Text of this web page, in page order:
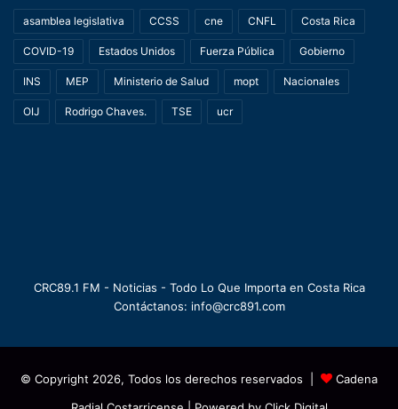
asamblea legislativa CCSS cne CNFL Costa Rica
COVID-19 Estados Unidos Fuerza Pública Gobierno
INS MEP Ministerio de Salud mopt Nacionales
OIJ Rodrigo Chaves. TSE ucr
CRC89.1 FM - Noticias - Todo Lo Que Importa en Costa Rica
Contáctanos: info@crc891.com
© Copyright 2026, Todos los derechos reservados |
Cadena